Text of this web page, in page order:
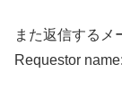
また返信するメ
Requestor